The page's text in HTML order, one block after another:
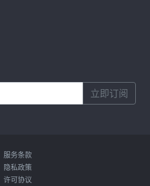
立即订阅
服务条款
隐私政策
许可协议